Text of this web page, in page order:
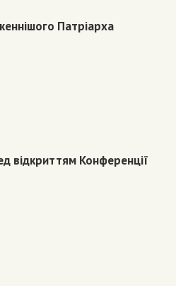
Патріарха
відкриттям Конференції